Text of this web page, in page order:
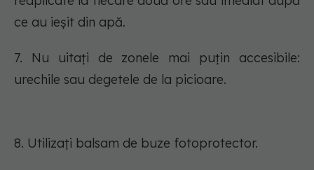
ce au ieșit din apă.
7. Nu uitați de zonele mai puțin accesibile:
urechile sau degetele de la picioare.
8. Utilizați balsam de buze fotoprotector.